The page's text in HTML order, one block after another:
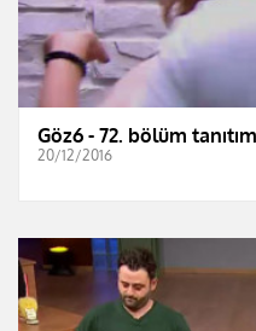
Göz6 - 72. bölüm
20/12/2016